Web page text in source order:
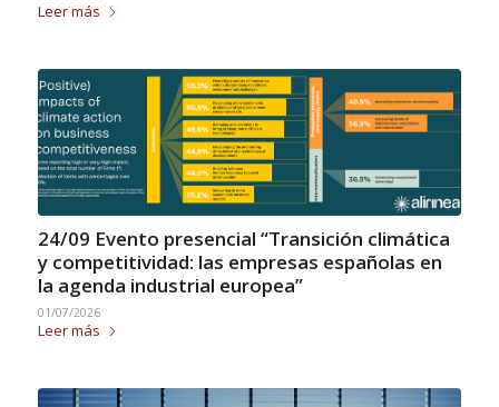
Leer más
24/09 Evento presencial “Transición climática
y competitividad: las empresas españolas en
la agenda industrial europea”
01/07/2026
Leer más